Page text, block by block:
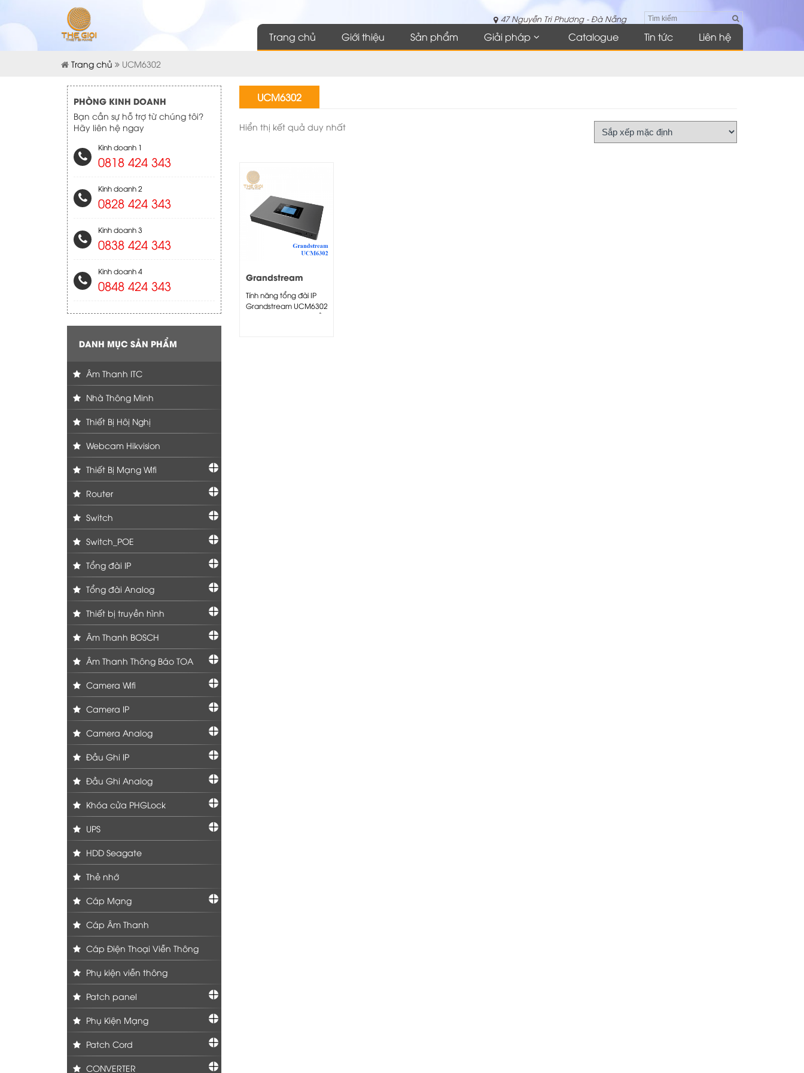
47 Nguyễn Tri Phương - Đà Nẵng
Trang chủ Giới thiệu Sản phẩm Giải pháp Catalogue Tin tức Liên hệ
Trang chủ UCM6302
PHÒNG KINH DOANH
Bạn cần sự hỗ trợ từ chúng tôi?
Hãy liên hệ ngay
Kinh doanh 1
0818 424 343
Kinh doanh 2
0828 424 343
Kinh doanh 3
0838 424 343
Kinh doanh 4
0848 424 343
DANH MỤC SẢN PHẨM
Âm Thanh ITC
Nhà Thông Minh
Thiết Bị Hôị Nghị
Webcam Hikvision
Thiết Bị Mạng Wifi
Router
Switch
Switch_POE
Tổng đài IP
Tổng đài Analog
Thiết bị truyền hình
Âm Thanh BOSCH
Âm Thanh Thông Báo TOA
Camera Wifi
Camera IP
Camera Analog
Đầu Ghi IP
Đầu Ghi Analog
Khóa cửa PHGLock
UPS
HDD Seagate
Thẻ nhớ
Cáp Mạng
Cáp Âm Thanh
Cáp Điện Thoại Viễn Thông
Phụ kiện viễn thông
Patch panel
Phụ Kiện Mạng
Patch Cord
CONVERTER
UCM6302
Hiển thị kết quả duy nhất
Grandstream
UCM6302
Tính năng tổng đài IP
Grandstream UCM6302:
- Màn hình 2.8-inch hiển